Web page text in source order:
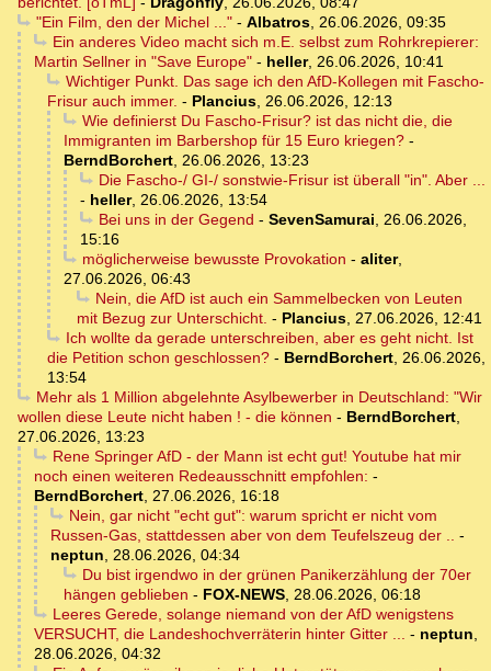
"Ein Film, den der Michel ..."- Albatros, 26.06.2026, 09:35
Ein anderes Video macht sich m.E. selbst zum Rohrkrepierer:
Martin Sellner in "Save Europe" - heller, 26.06.2026, 10:41
Wichtiger Punkt. Das sage ich den AfD-Kollegen mit Fascho-
Frisur auch immer. - Plancius, 26.06.2026, 12:13
Wie definierst Du Fascho-Frisur? ist das nicht die, die
Immigranten im Barbershop für 15 Euro kriegen? -
BerndBorchert, 26.06.2026, 13:23
Die Fascho-/ GI-/ sonstwie-Frisur ist überall "in". Aber ...
- heller, 26.06.2026, 13:54
Bei uns in der Gegend - SevenSamurai, 26.06.2026,
15:16
möglicherweise bewusste Provokation - aliter,
27.06.2026, 06:43
Nein, die AfD ist auch ein Sammelbecken von Leuten
mit Bezug zur Unterschicht. - Plancius, 27.06.2026, 12:41
Ich wollte da gerade unterschreiben, aber es geht nicht. Ist
die Petition schon geschlossen? - BerndBorchert, 26.06.2026,
13:54
Mehr als 1 Million abgelehnte Asylbewerber in Deutschland: "Wir
wollen diese Leute nicht haben ! - die können - BerndBorchert,
27.06.2026, 13:23
Rene Springer AfD - der Mann ist echt gut! Youtube hat mir
noch einen weiteren Redeausschnitt empfohlen: -
BerndBorchert, 27.06.2026, 16:18
Nein, gar nicht "echt gut": warum spricht er nicht vom
Russen-Gas, stattdessen aber von dem Teufelszeug der .. -
neptun, 28.06.2026, 04:34
Du bist irgendwo in der grünen Panikerzählung der 70er
hängen geblieben - FOX-NEWS, 28.06.2026, 06:18
Leeres Gerede, solange niemand von der AfD wenigstens
VERSUCHT, die Landeshochverräterin hinter Gitter ... - neptun,
28.06.2026, 04:32